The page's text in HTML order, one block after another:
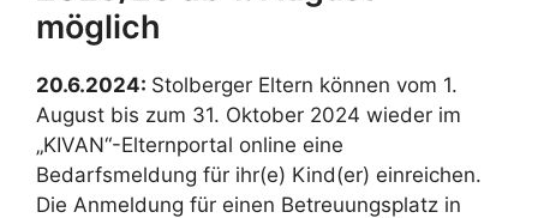
möglich
20.6.2024: Stolberger Eltern können vom 1.
August bis zum 31. Oktober 2024 wieder im
„KIVAN“-Elternportal online eine
Bedarfsmeldung für ihr(e) Kind(er) einreichen.
Die Anmeldung für einen Betreuungsplatz in